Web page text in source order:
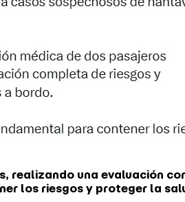
una evaluación
los riesgos y proteger la